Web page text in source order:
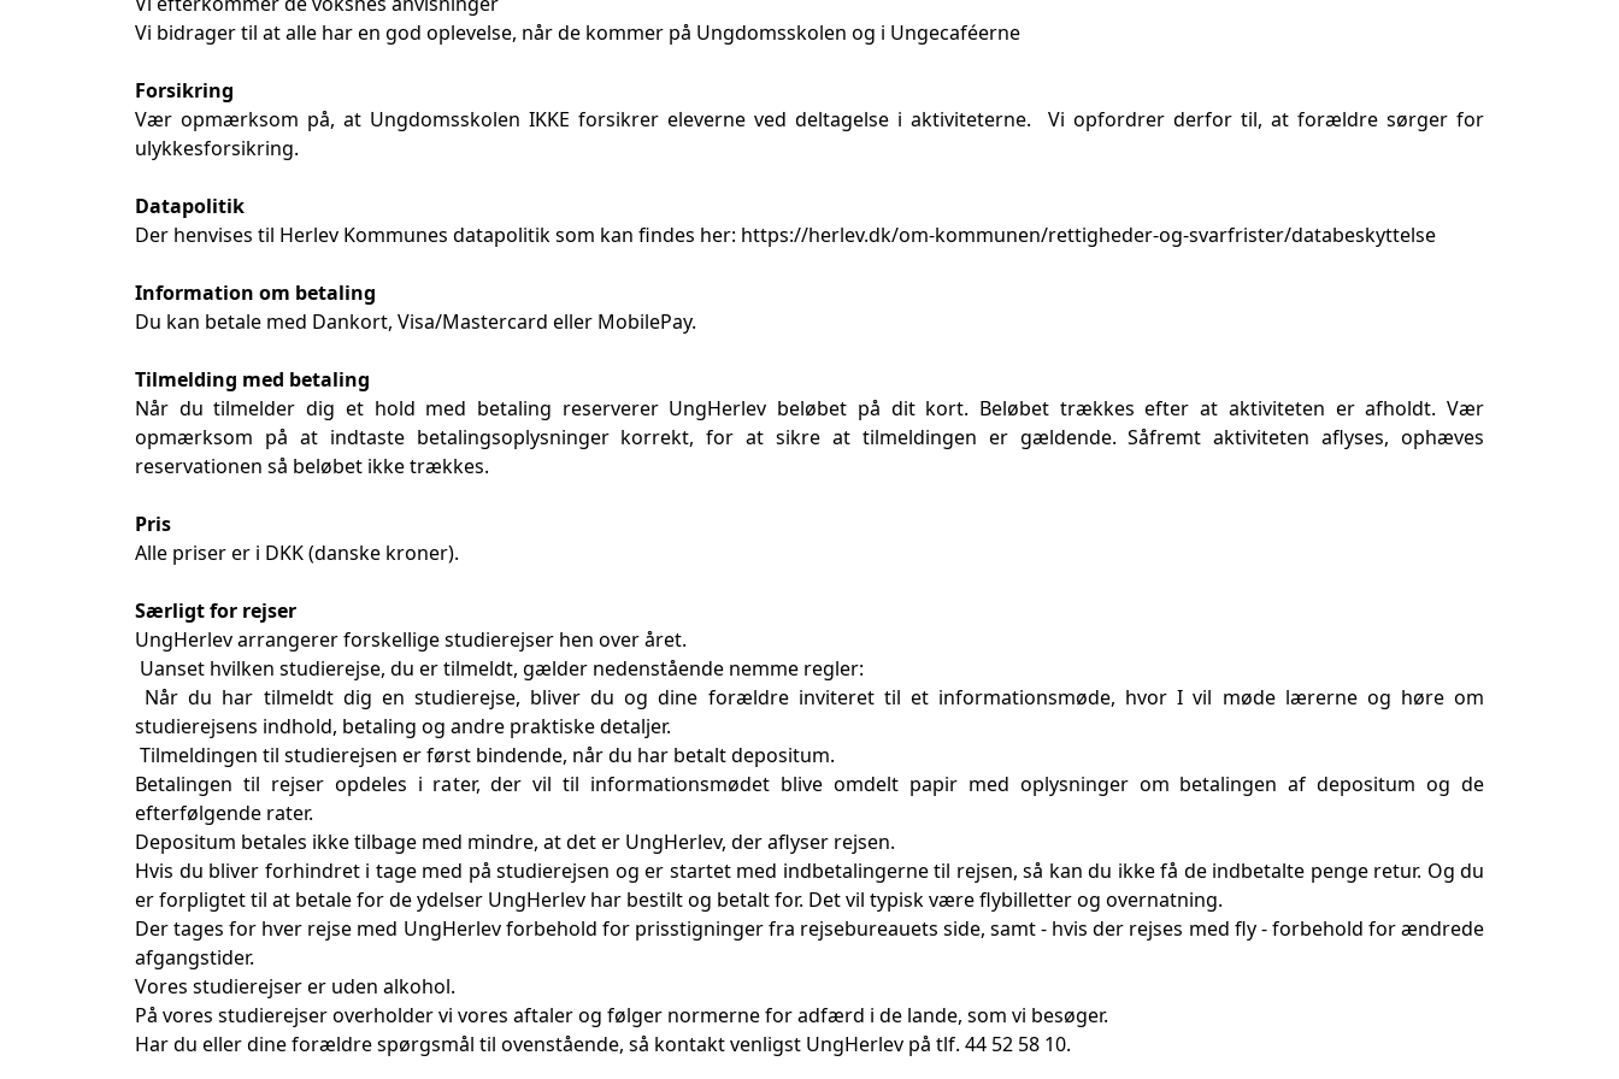
Vi bidrager til at alle har en god oplevelse, når de kommer på Ungdomsskolen og i Ungecaféerne
Forsikring
Vær opmærksom på, at Ungdomsskolen IKKE forsikrer eleverne ved deltagelse i aktiviteterne. Vi opfordrer derfor til, at forældre sørger for
ulykkesforsikring.
Datapolitik
Der henvises til Herlev Kommunes datapolitik som kan findes her: https://herlev.dk/om-kommunen/rettigheder-og-svarfrister/databeskyttelse
Information om betaling
Du kan betale med Dankort, Visa/Mastercard eller MobilePay.
Tilmelding med betaling
Når du tilmelder dig et hold med betaling reserverer UngHerlev beløbet på dit kort. Beløbet trækkes efter at aktiviteten er afholdt. Vær
opmærksom på at indtaste betalingsoplysninger korrekt, for at sikre at tilmeldingen er gældende. Såfremt aktiviteten aflyses, ophæves
reservationen så beløbet ikke trækkes.
Pris
Alle priser er i DKK (danske kroner).
Særligt for rejser
UngHerlev arrangerer forskellige studierejser hen over året.
Uanset hvilken studierejse, du er tilmeldt, gælder nedenstående nemme regler:
Når du har tilmeldt dig en studierejse, bliver du og dine forældre inviteret til et informationsmøde, hvor I vil møde lærerne og høre om
studierejsens indhold, betaling og andre praktiske detaljer.
Tilmeldingen til studierejsen er først bindende, når du har betalt depositum.
Betalingen til rejser opdeles i rater, der vil til informationsmødet blive omdelt papir med oplysninger om betalingen af depositum og de
efterfølgende rater.
Depositum betales ikke tilbage med mindre, at det er UngHerlev, der aflyser rejsen.
Hvis du bliver forhindret i tage med på studierejsen og er startet med indbetalingerne til rejsen, så kan du ikke få de indbetalte penge retur. Og du
er forpligtet til at betale for de ydelser UngHerlev har bestilt og betalt for. Det vil typisk være flybilletter og overnatning.
Der tages for hver rejse med UngHerlev forbehold for prisstigninger fra rejsebureauets side, samt - hvis der rejses med fly - forbehold for ændrede
afgangstider.
Vores studierejser er uden alkohol.
På vores studierejser overholder vi vores aftaler og følger normerne for adfærd i de lande, som vi besøger.
Har du eller dine forældre spørgsmål til ovenstående, så kontakt venligst UngHerlev på tlf. 44 52 58 10.